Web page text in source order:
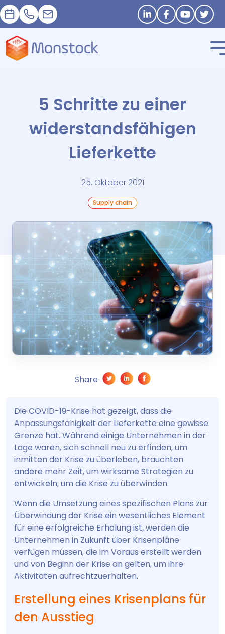
Termin+33 1 83 62 25 41
contact@monstock.net Stay in touch
5 Schritte zu einer
widerstandsfähigen
Lieferkette
25. Oktober 2021
Supply chain
Share
Die COVID-19-Krise hat gezeigt, dass die
Anpassungsfähigkeit der Lieferkette eine gewisse
Grenze hat. Während einige Unternehmen in der
Lage waren, sich schnell neu zu erfinden, um
inmitten der Krise zu überleben, brauchten
andere mehr Zeit, um wirksame Strategien zu
entwickeln, um die Krise zu überwinden.
Wenn die Umsetzung eines spezifischen Plans zur
Überwindung der Krise ein wesentliches Element
für eine erfolgreiche Erholung ist, werden die
Unternehmen in Zukunft über Krisenpläne
verfügen müssen, die im Voraus erstellt werden
und von Beginn der Krise an gelten, um ihre
Aktivitäten aufrechtzuerhalten.
Erstellung eines Krisenplans für
den Ausstieg